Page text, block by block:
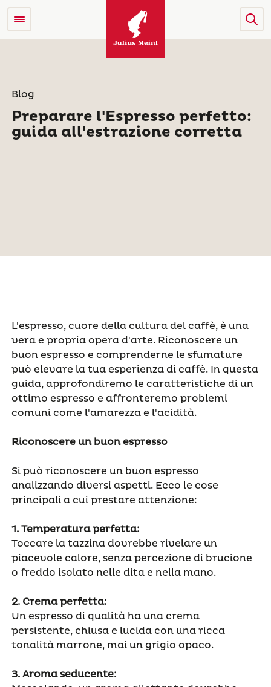
Blog
Preparare l'Espresso perfetto:
guida all'estrazione corretta
L'espresso, cuore della cultura del caffè, è una
vera e propria opera d'arte. Riconoscere un
buon espresso e comprenderne le sfumature
può elevare la tua esperienza di caffè. In questa
guida, approfondiremo le caratteristiche di un
ottimo espresso e affronteremo problemi
comuni come l'amarezza e l'acidità.
Riconoscere un buon espresso
Si può riconoscere un buon espresso
analizzando diversi aspetti. Ecco le cose
principali a cui prestare attenzione:
1. Temperatura perfetta:
Toccare la tazzina dovrebbe rivelare un
piacevole calore, senza percezione di brucione
o freddo isolato nelle dita e nella mano.
2. Crema perfetta:
Un espresso di qualità ha una crema
persistente, chiusa e lucida con una ricca
tonalità marrone, mai un grigio opaco.
3. Aroma seducente: